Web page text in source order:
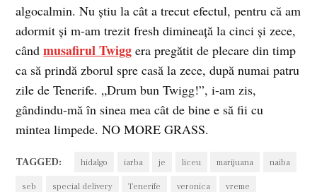
algocalmin. Nu ştiu la cât a trecut efectul, pentru că am
adormit şi m-am trezit fresh dimineaţă la cinci şi zece,
cândmusafirul Twigg era pregătit de plecare din timp
ca să prindă zborul spre casă la zece, după numai patru
zile de Tenerife. „Drum bun Twigg!”, i-am zis,
gândindu-mă în sinea mea cât de bine e să fii cu
mintea limpede. NO MORE GRASS.
TAGGED: hidalgo iarba je liceu marijuana naiba
seb special delivery Tenerife veronica vreme